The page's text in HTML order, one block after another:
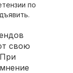
по
свою